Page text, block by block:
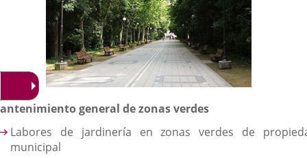
general de zonas verdes
Labores de jardinería en zonas verdes de
municipal